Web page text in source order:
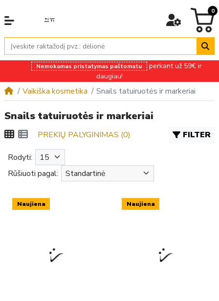
0
Nemokamas pristatymas paštomatu
perkant už 59€ ir
daugiau!
Vaikiška kosmetika Snails tatuiruotės ir markeriai
Snails tatuiruotės ir markeriai
FILTER
PREKIŲ PALYGINIMAS (0)
Rodyti:
Rūšiuoti pagal:
Naujiena Naujiena